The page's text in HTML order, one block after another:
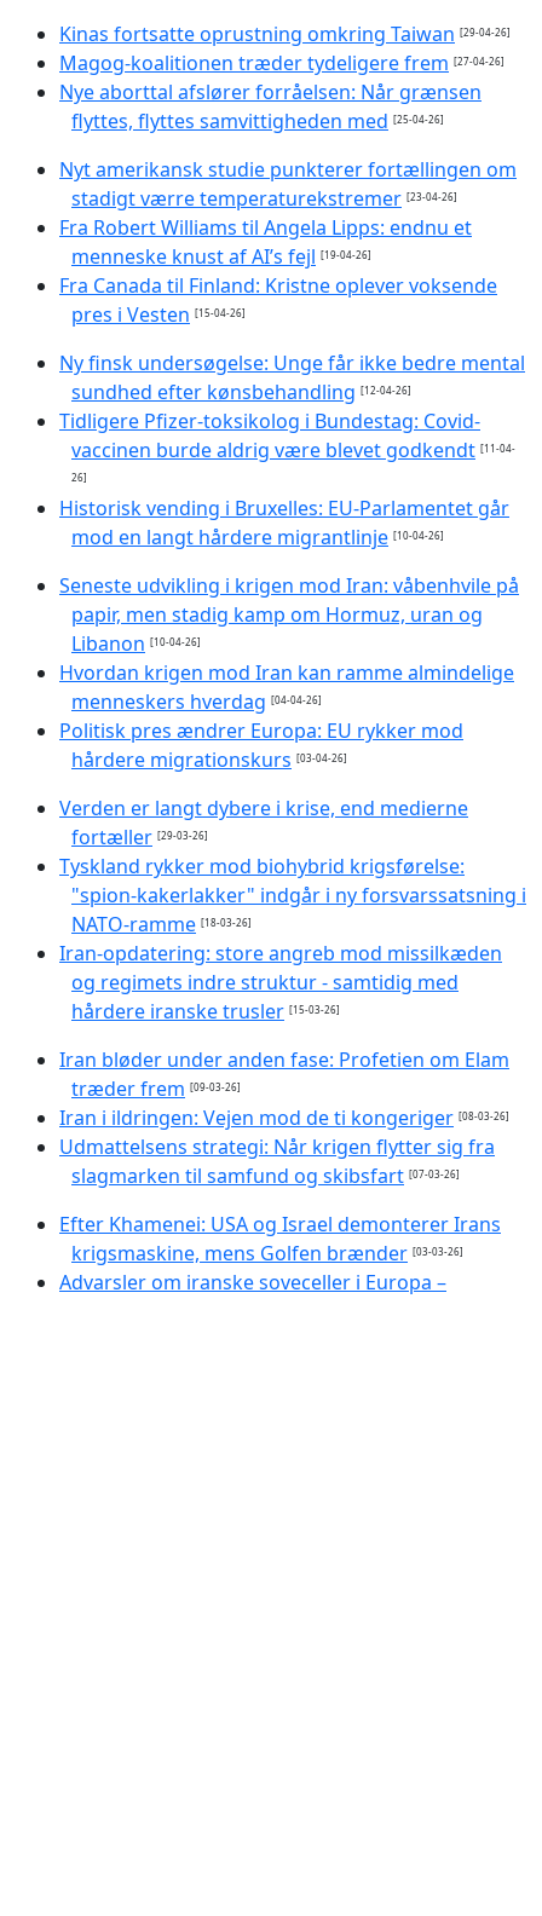
Kinas fortsatte oprustning omkring Taiwan [29-04-26]
Magog-koalitionen træder tydeligere frem [27-04-26]
Nye aborttal afslører forråelsen: Når grænsen
flyttes, flyttes samvittigheden med [25-04-26]
Nyt amerikansk studie punkterer fortællingen om
stadigt værre temperaturekstremer [23-04-26]
Fra Robert Williams til Angela Lipps: endnu et
menneske knust af AI’s fejl [19-04-26]
Fra Canada til Finland: Kristne oplever voksende
pres i Vesten [15-04-26]
Ny finsk undersøgelse: Unge får ikke bedre mental
sundhed efter kønsbehandling [12-04-26]
Tidligere Pfizer-toksikolog i Bundestag: Covid-
vaccinen burde aldrig være blevet godkendt [11-04-
26]
Historisk vending i Bruxelles: EU-Parlamentet går
mod en langt hårdere migrantlinje [10-04-26]
Seneste udvikling i krigen mod Iran: våbenhvile på
papir, men stadig kamp om Hormuz, uran og
Libanon [10-04-26]
Hvordan krigen mod Iran kan ramme almindelige
menneskers hverdag [04-04-26]
Politisk pres ændrer Europa: EU rykker mod
hårdere migrationskurs [03-04-26]
Verden er langt dybere i krise, end medierne
fortæller [29-03-26]
Tyskland rykker mod biohybrid krigsførelse:
"spion-kakerlakker" indgår i ny forsvarssatsning i
NATO-ramme [18-03-26]
Iran-opdatering: store angreb mod missilkæden
og regimets indre struktur - samtidig med
hårdere iranske trusler [15-03-26]
Iran bløder under anden fase: Profetien om Elam
træder frem [09-03-26]
Iran i ildringen: Vejen mod de ti kongeriger [08-03-26]
Udmattelsens strategi: Når krigen flytter sig fra
slagmarken til samfund og skibsfart [07-03-26]
Efter Khamenei: USA og Israel demonterer Irans
krigsmaskine, mens Golfen brænder [03-03-26]
Advarsler om iranske soveceller i Europa –